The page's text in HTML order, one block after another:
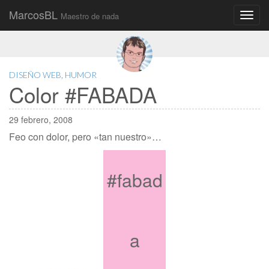
MarcosBL Maestro de nada
DISEÑO WEB HUMOR
Color #FABADA
29 febrero, 2008
Feo con dolor, pero «tan nuestro»…
#fabad
a